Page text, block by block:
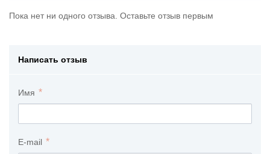
Пока нет ни одного отзыва. Оставьте отзыв первым
Написать отзыв
Имя
E-mail